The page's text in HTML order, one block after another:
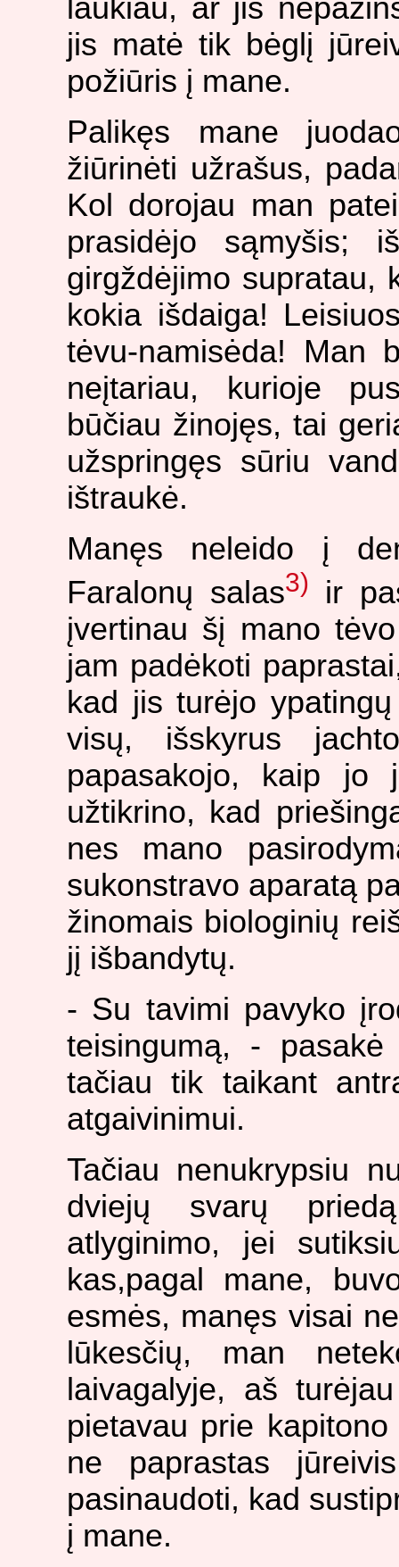
laukiau, ar jis
jis matė tik bėglį
požiūris į mane.
Palikęs mane
žiūrinėti užrašus,
Kol dorojau man
prasidėjo sąmyšis;
girgždėjimo supratau,
kokia išdaiga!
tėvu-namisėda! Man
neįtariau, kurioje
būčiau žinojęs, tai
užspringęs sūriu
ištraukė.
Manęs neleido į
Faralonų salas3)
ir
įvertinau šį mano
jam padėkoti
kad jis turėjo
visų, išskyrus
papasakojo, kaip jo
užtikrino, kad
nes mano
sukonstravo aparatą
žinomais biologinių
jį išbandytų.
- Su tavimi pavyko
teisingumą, -
tačiau tik taikant
atgaivinimui.
Tačiau nenukrypsiu
dviejų svarų
atlyginimo, jei
kas,pagal mane,
esmės, manęs visai
lūkesčių, man
laivagalyje, aš
pietavau prie
ne paprastas
pasinaudoti, kad
į mane.